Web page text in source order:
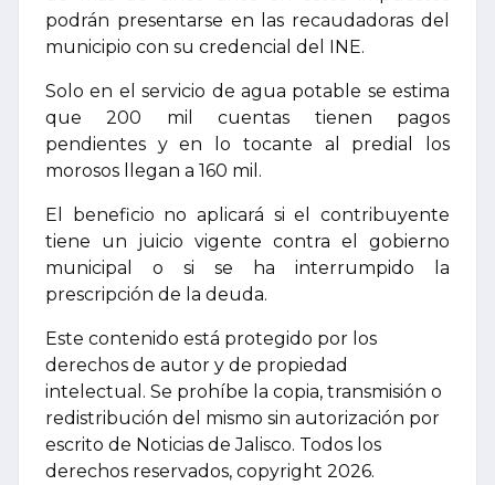
podrán presentarse en las recaudadoras del
municipio con su credencial del INE.
Solo en el servicio de agua potable se estima
que 200 mil cuentas tienen pagos
pendientes y en lo tocante al predial los
morosos llegan a 160 mil.
El beneficio no aplicará si el contribuyente
tiene un juicio vigente contra el gobierno
municipal o si se ha interrumpido la
prescripción de la deuda.
Este contenido está protegido por los
derechos de autor y de propiedad
intelectual. Se prohíbe la copia, transmisión o
redistribución del mismo sin autorización por
escrito de Noticias de Jalisco. Todos los
derechos reservados, copyright 2026.